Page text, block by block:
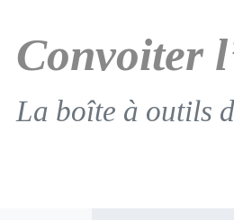
Convoiter
La boîte à outils